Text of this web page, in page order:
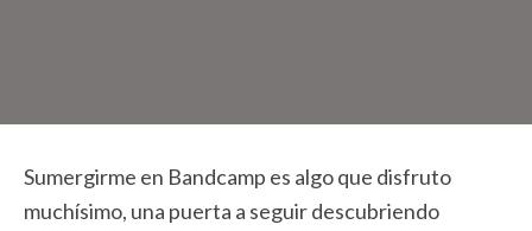
Sumergirme en Bandcamp es algo que disfruto
muchísimo, una puerta a seguir descubriendo